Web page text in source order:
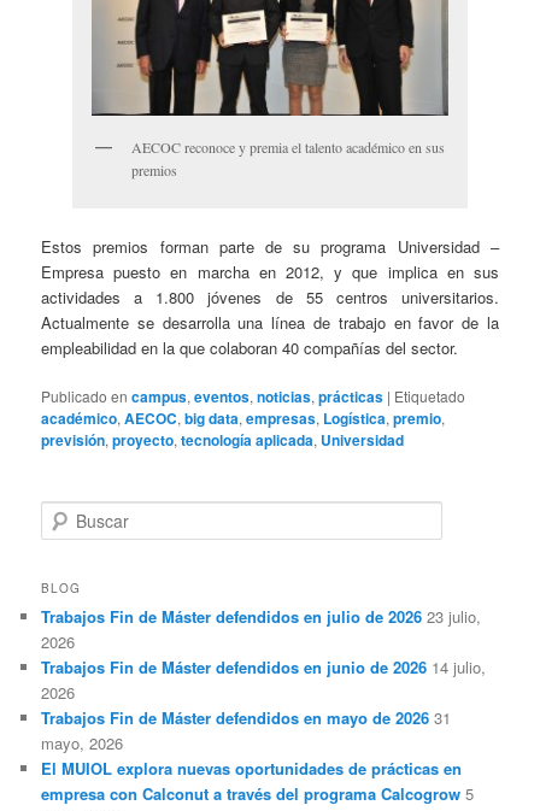
AECOC reconoce y premia el talento académico en sus
premios
Estos premios forman parte de su programa Universidad –
Empresa puesto en marcha en 2012, y que implica en sus
actividades a 1.800 jóvenes de 55 centros universitarios.
Actualmente se desarrolla una línea de trabajo en favor de la
empleabilidad en la que colaboran 40 compañías del sector.
Publicado en campus,eventos,noticias,prácticas | Etiquetado
académico,AECOC,big data,empresas, Logística,premio,
previsión,proyecto,tecnología aplicada, Universidad
u
c
r
BLOG
Trabajos Fin de Máster defendidos en julio de 2026 23 julio,
2026
Trabajos Fin de Máster defendidos en junio de 2026 14 julio,
2026
Trabajos Fin de Máster defendidos en mayo de 2026 31
mayo, 2026
El MUIOL explora nuevas oportunidades de prácticas en
empresa con Calconut a través del programa Calcogrow 5